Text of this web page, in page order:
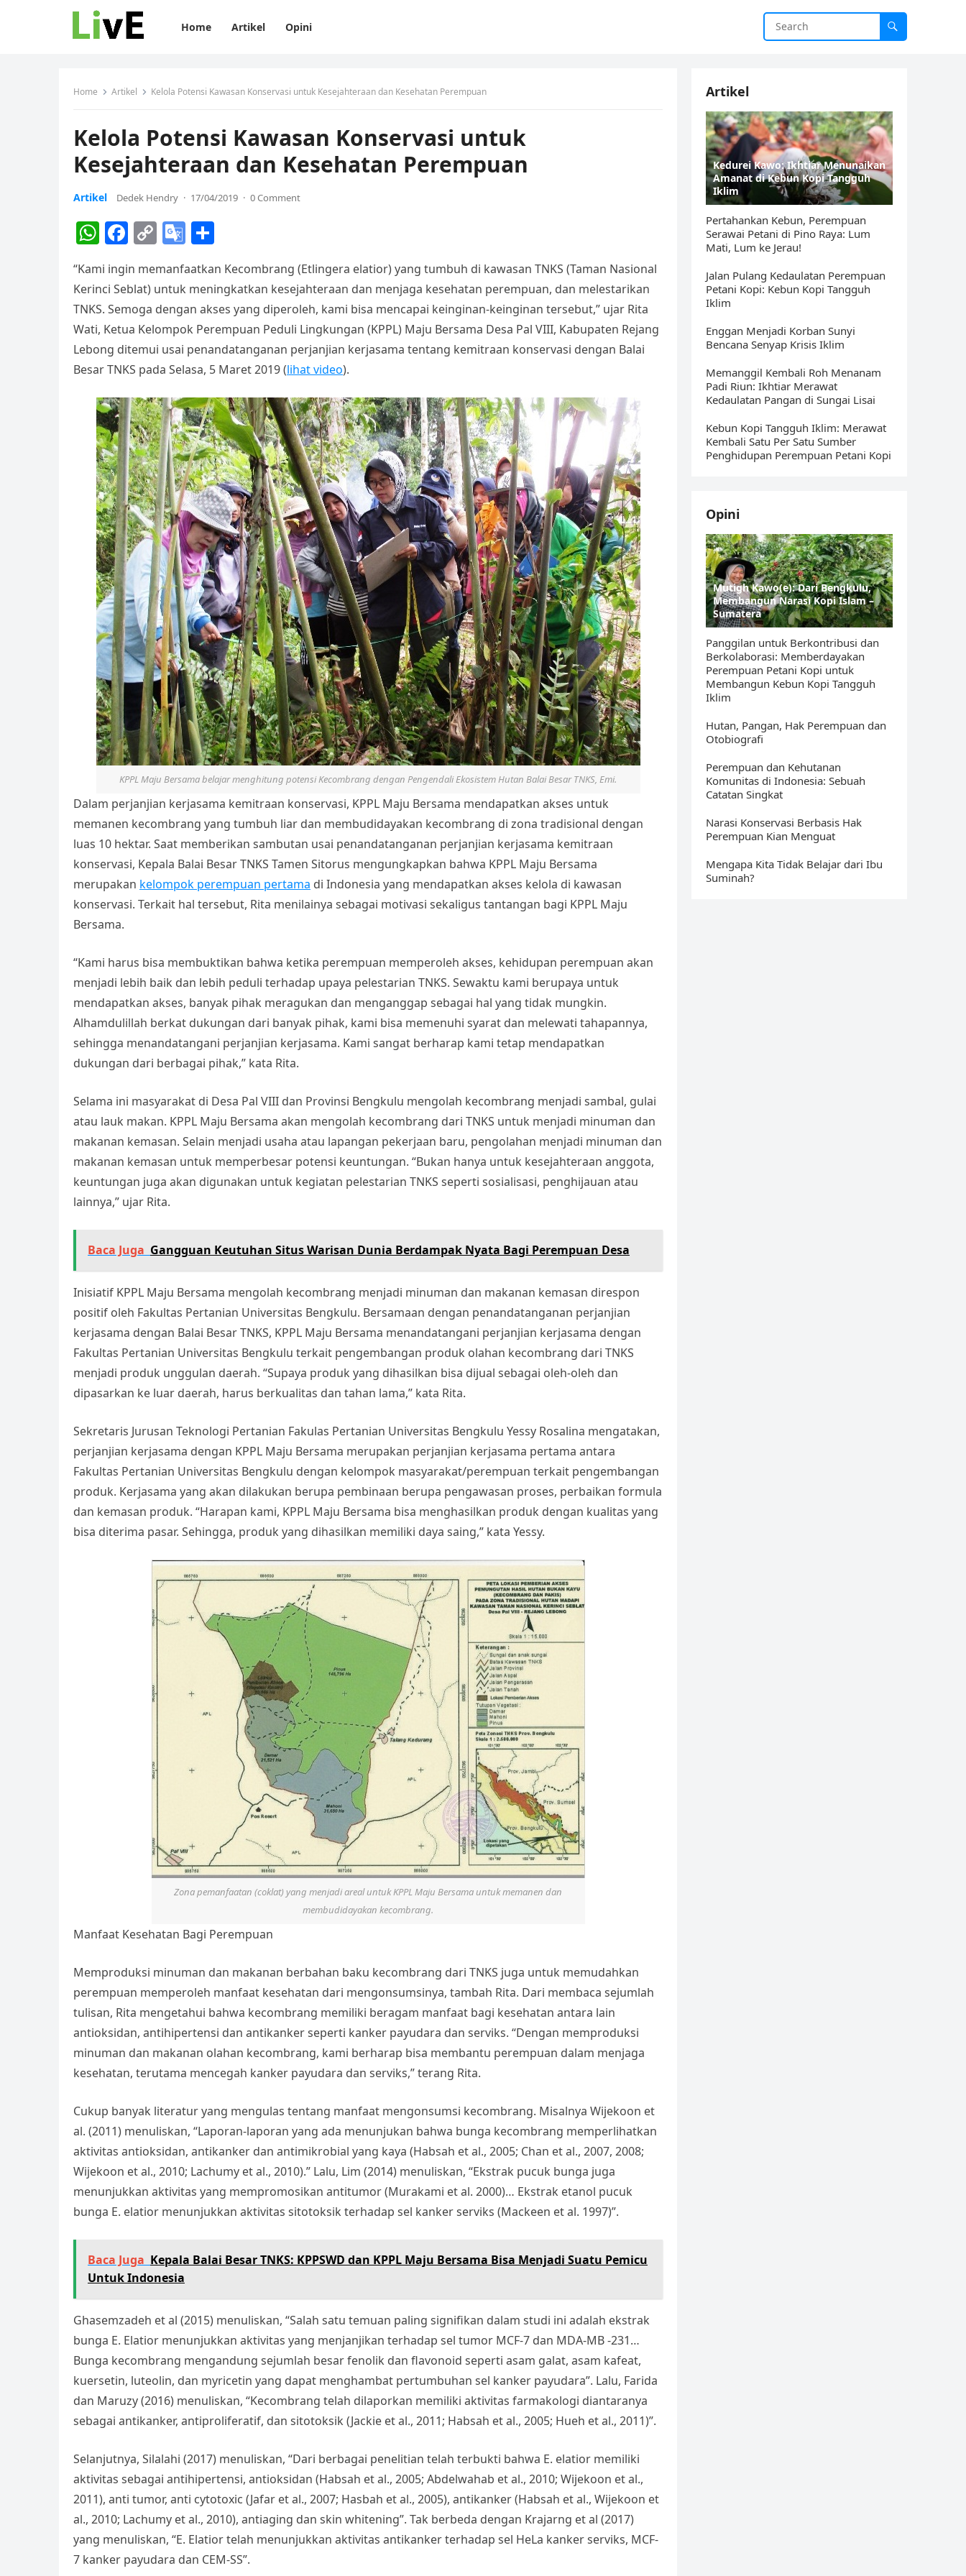
Home Artikel Opini
Home Artikel Kelola Potensi Kawasan Konservasi untuk Kesejahteraan dan Kesehatan Perempuan
Kelola Potensi Kawasan Konservasi untuk
Kesejahteraan dan Kesehatan Perempuan
Artikel Dedek Hendry · 17/04/2019 · 0 Comment
W
at
s
A
p
p
F
c
e
b
o
o
k
C
p
y
Li
n
k
G
o
gl
e
Tr
a
n
sl
at
e
ar
e
“Kami ingin memanfaatkan Kecombrang (Etlingera elatior) yang tumbuh di kawasan TNKS (Taman Nasional
Kerinci Seblat) untuk meningkatkan kesejahteraan dan menjaga kesehatan perempuan, dan melestarikan
TNKS. Semoga dengan akses yang diperoleh, kami bisa mencapai keinginan-keinginan tersebut,” ujar Rita
Wati, Ketua Kelompok Perempuan Peduli Lingkungan (KPPL) Maju Bersama Desa Pal VIII, Kabupaten Rejang
Lebong ditemui usai penandatanganan perjanjian kerjasama tentang kemitraan konservasi dengan Balai
Besar TNKS pada Selasa, 5 Maret 2019 (lihat video).
KPPL Maju Bersama belajar menghitung potensi Kecombrang dengan Pengendali Ekosistem Hutan Balai Besar TNKS, Emi.
Dalam perjanjian kerjasama kemitraan konservasi, KPPL Maju Bersama mendapatkan akses untuk
memanen kecombrang yang tumbuh liar dan membudidayakan kecombrang di zona tradisional dengan
luas 10 hektar. Saat memberikan sambutan usai penandatanganan perjanjian kerjasama kemitraan
konservasi, Kepala Balai Besar TNKS Tamen Sitorus mengungkapkan bahwa KPPL Maju Bersama
merupakan kelompok perempuan pertama di Indonesia yang mendapatkan akses kelola di kawasan
konservasi. Terkait hal tersebut, Rita menilainya sebagai motivasi sekaligus tantangan bagi KPPL Maju
Bersama.
“Kami harus bisa membuktikan bahwa ketika perempuan memperoleh akses, kehidupan perempuan akan
menjadi lebih baik dan lebih peduli terhadap upaya pelestarian TNKS. Sewaktu kami berupaya untuk
mendapatkan akses, banyak pihak meragukan dan menganggap sebagai hal yang tidak mungkin.
Alhamdulillah berkat dukungan dari banyak pihak, kami bisa memenuhi syarat dan melewati tahapannya,
sehingga menandatangani perjanjian kerjasama. Kami sangat berharap kami tetap mendapatkan
dukungan dari berbagai pihak,” kata Rita.
Selama ini masyarakat di Desa Pal VIII dan Provinsi Bengkulu mengolah kecombrang menjadi sambal, gulai
atau lauk makan. KPPL Maju Bersama akan mengolah kecombrang dari TNKS untuk menjadi minuman dan
makanan kemasan. Selain menjadi usaha atau lapangan pekerjaan baru, pengolahan menjadi minuman dan
makanan kemasan untuk memperbesar potensi keuntungan. “Bukan hanya untuk kesejahteraan anggota,
keuntungan juga akan digunakan untuk kegiatan pelestarian TNKS seperti sosialisasi, penghijauan atau
lainnya,” ujar Rita.
Baca Juga Gangguan Keutuhan Situs Warisan Dunia Berdampak Nyata Bagi Perempuan Desa
Inisiatif KPPL Maju Bersama mengolah kecombrang menjadi minuman dan makanan kemasan direspon
positif oleh Fakultas Pertanian Universitas Bengkulu. Bersamaan dengan penandatanganan perjanjian
kerjasama dengan Balai Besar TNKS, KPPL Maju Bersama menandatangani perjanjian kerjasama dengan
Fakultas Pertanian Universitas Bengkulu terkait pengembangan produk olahan kecombrang dari TNKS
menjadi produk unggulan daerah. “Supaya produk yang dihasilkan bisa dijual sebagai oleh-oleh dan
dipasarkan ke luar daerah, harus berkualitas dan tahan lama,” kata Rita.
Sekretaris Jurusan Teknologi Pertanian Fakulas Pertanian Universitas Bengkulu Yessy Rosalina mengatakan,
perjanjian kerjasama dengan KPPL Maju Bersama merupakan perjanjian kerjasama pertama antara
Fakultas Pertanian Universitas Bengkulu dengan kelompok masyarakat/perempuan terkait pengembangan
produk. Kerjasama yang akan dilakukan berupa pembinaan berupa pengawasan proses, perbaikan formula
dan kemasan produk. “Harapan kami, KPPL Maju Bersama bisa menghasilkan produk dengan kualitas yang
bisa diterima pasar. Sehingga, produk yang dihasilkan memiliki daya saing,” kata Yessy.
Zona pemanfaatan (coklat) yang menjadi areal untuk KPPL Maju Bersama untuk memanen dan
membudidayakan kecombrang.
Manfaat Kesehatan Bagi Perempuan
Memproduksi minuman dan makanan berbahan baku kecombrang dari TNKS juga untuk memudahkan
perempuan memperoleh manfaat kesehatan dari mengonsumsinya, tambah Rita. Dari membaca sejumlah
tulisan, Rita mengetahui bahwa kecombrang memiliki beragam manfaat bagi kesehatan antara lain
antioksidan, antihipertensi dan antikanker seperti kanker payudara dan serviks. “Dengan memproduksi
minuman dan makanan olahan kecombrang, kami berharap bisa membantu perempuan dalam menjaga
kesehatan, terutama mencegah kanker payudara dan serviks,” terang Rita.
Cukup banyak literatur yang mengulas tentang manfaat mengonsumsi kecombrang. Misalnya Wijekoon et
al. (2011) menuliskan, “Laporan-laporan yang ada menunjukan bahwa bunga kecombrang memperlihatkan
aktivitas antioksidan, antikanker dan antimikrobial yang kaya (Habsah et al., 2005; Chan et al., 2007, 2008;
Wijekoon et al., 2010; Lachumy et al., 2010).” Lalu, Lim (2014) menuliskan, “Ekstrak pucuk bunga juga
menunjukkan aktivitas yang mempromosikan antitumor (Murakami et al. 2000)… Ekstrak etanol pucuk
bunga E. elatior menunjukkan aktivitas sitotoksik terhadap sel kanker serviks (Mackeen et al. 1997)”.
Baca Juga Kepala Balai Besar TNKS: KPPSWD dan KPPL Maju Bersama Bisa Menjadi Suatu Pemicu
Untuk Indonesia
Ghasemzadeh et al (2015) menuliskan, “Salah satu temuan paling signifikan dalam studi ini adalah ekstrak
bunga E. Elatior menunjukkan aktivitas yang menjanjikan terhadap sel tumor MCF-7 dan MDA-MB -231…
Bunga kecombrang mengandung sejumlah besar fenolik dan flavonoid seperti asam galat, asam kafeat,
kuersetin, luteolin, dan myricetin yang dapat menghambat pertumbuhan sel kanker payudara”. Lalu, Farida
dan Maruzy (2016) menuliskan, “Kecombrang telah dilaporkan memiliki aktivitas farmakologi diantaranya
sebagai antikanker, antiproliferatif, dan sitotoksik (Jackie et al., 2011; Habsah et al., 2005; Hueh et al., 2011)”.
Selanjutnya, Silalahi (2017) menuliskan, “Dari berbagai penelitian telah terbukti bahwa E. elatior memiliki
aktivitas sebagai antihipertensi, antioksidan (Habsah et al., 2005; Abdelwahab et al., 2010; Wijekoon et al.,
2011), anti tumor, anti cytotoxic (Jafar et al., 2007; Hasbah et al., 2005), antikanker (Habsah et al., Wijekoon et
al., 2010; Lachumy et al., 2010), antiaging dan skin whitening”. Tak berbeda dengan Krajarng et al (2017)
yang menuliskan, “E. Elatior telah menunjukkan aktivitas antikanker terhadap sel HeLa kanker serviks, MCF-
7 kanker payudara dan CEM-SS”.
Artikel
Kedurei Kawo: Ikhtiar Menunaikan
Amanat di Kebun Kopi Tangguh
Iklim
Pertahankan Kebun, Perempuan
Serawai Petani di Pino Raya: Lum
Mati, Lum ke Jerau!
Jalan Pulang Kedaulatan Perempuan
Petani Kopi: Kebun Kopi Tangguh
Iklim
Enggan Menjadi Korban Sunyi
Bencana Senyap Krisis Iklim
Memanggil Kembali Roh Menanam
Padi Riun: Ikhtiar Merawat
Kedaulatan Pangan di Sungai Lisai
Kebun Kopi Tangguh Iklim: Merawat
Kembali Satu Per Satu Sumber
Penghidupan Perempuan Petani Kopi
Opini
Mutigh Kawo(e): Dari Bengkulu,
Membangun Narasi Kopi Islam –
Sumatera
Panggilan untuk Berkontribusi dan
Berkolaborasi: Memberdayakan
Perempuan Petani Kopi untuk
Membangun Kebun Kopi Tangguh
Iklim
Hutan, Pangan, Hak Perempuan dan
Otobiografi
Perempuan dan Kehutanan
Komunitas di Indonesia: Sebuah
Catatan Singkat
Narasi Konservasi Berbasis Hak
Perempuan Kian Menguat
Mengapa Kita Tidak Belajar dari Ibu
Suminah?